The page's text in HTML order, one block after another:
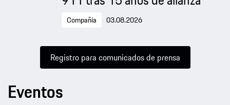
Compañía 03.08.2026
Registro para comunicados de prensa
Eventos